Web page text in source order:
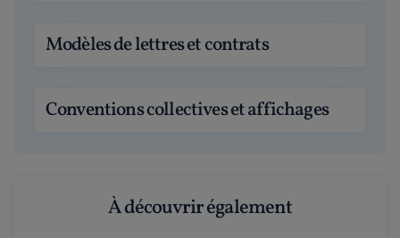
Modèles de lettres et contrats
Conventions collectives et affichages
À découvrir également